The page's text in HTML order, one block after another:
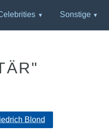
Sonstige
Blond